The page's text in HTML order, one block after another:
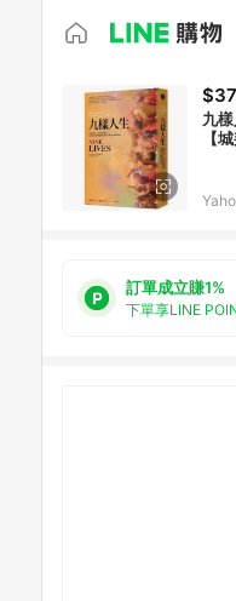
九
【
訂單成立賺1%
下單享LINE